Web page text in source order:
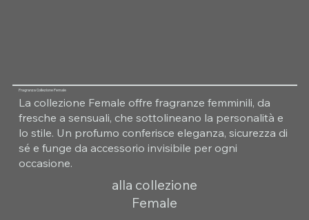
Fragranza Collezione Female
La collezione Female offre fragranze femminili, da
fresche a sensuali, che sottolineano la personalità e
lo stile. Un profumo conferisce eleganza, sicurezza di
sé e funge da accessorio invisibile per ogni
occasione.
alla collezione
Female